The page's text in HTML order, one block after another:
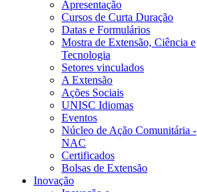
Apresentação
Cursos de Curta Duração
Datas e Formulários
Mostra de Extensão, Ciência e
Tecnologia
Setores vinculados
A Extensão
Ações Sociais
UNISC Idiomas
Eventos
Núcleo de Ação Comunitária -
NAC
Certificados
Bolsas de Extensão
Inovação